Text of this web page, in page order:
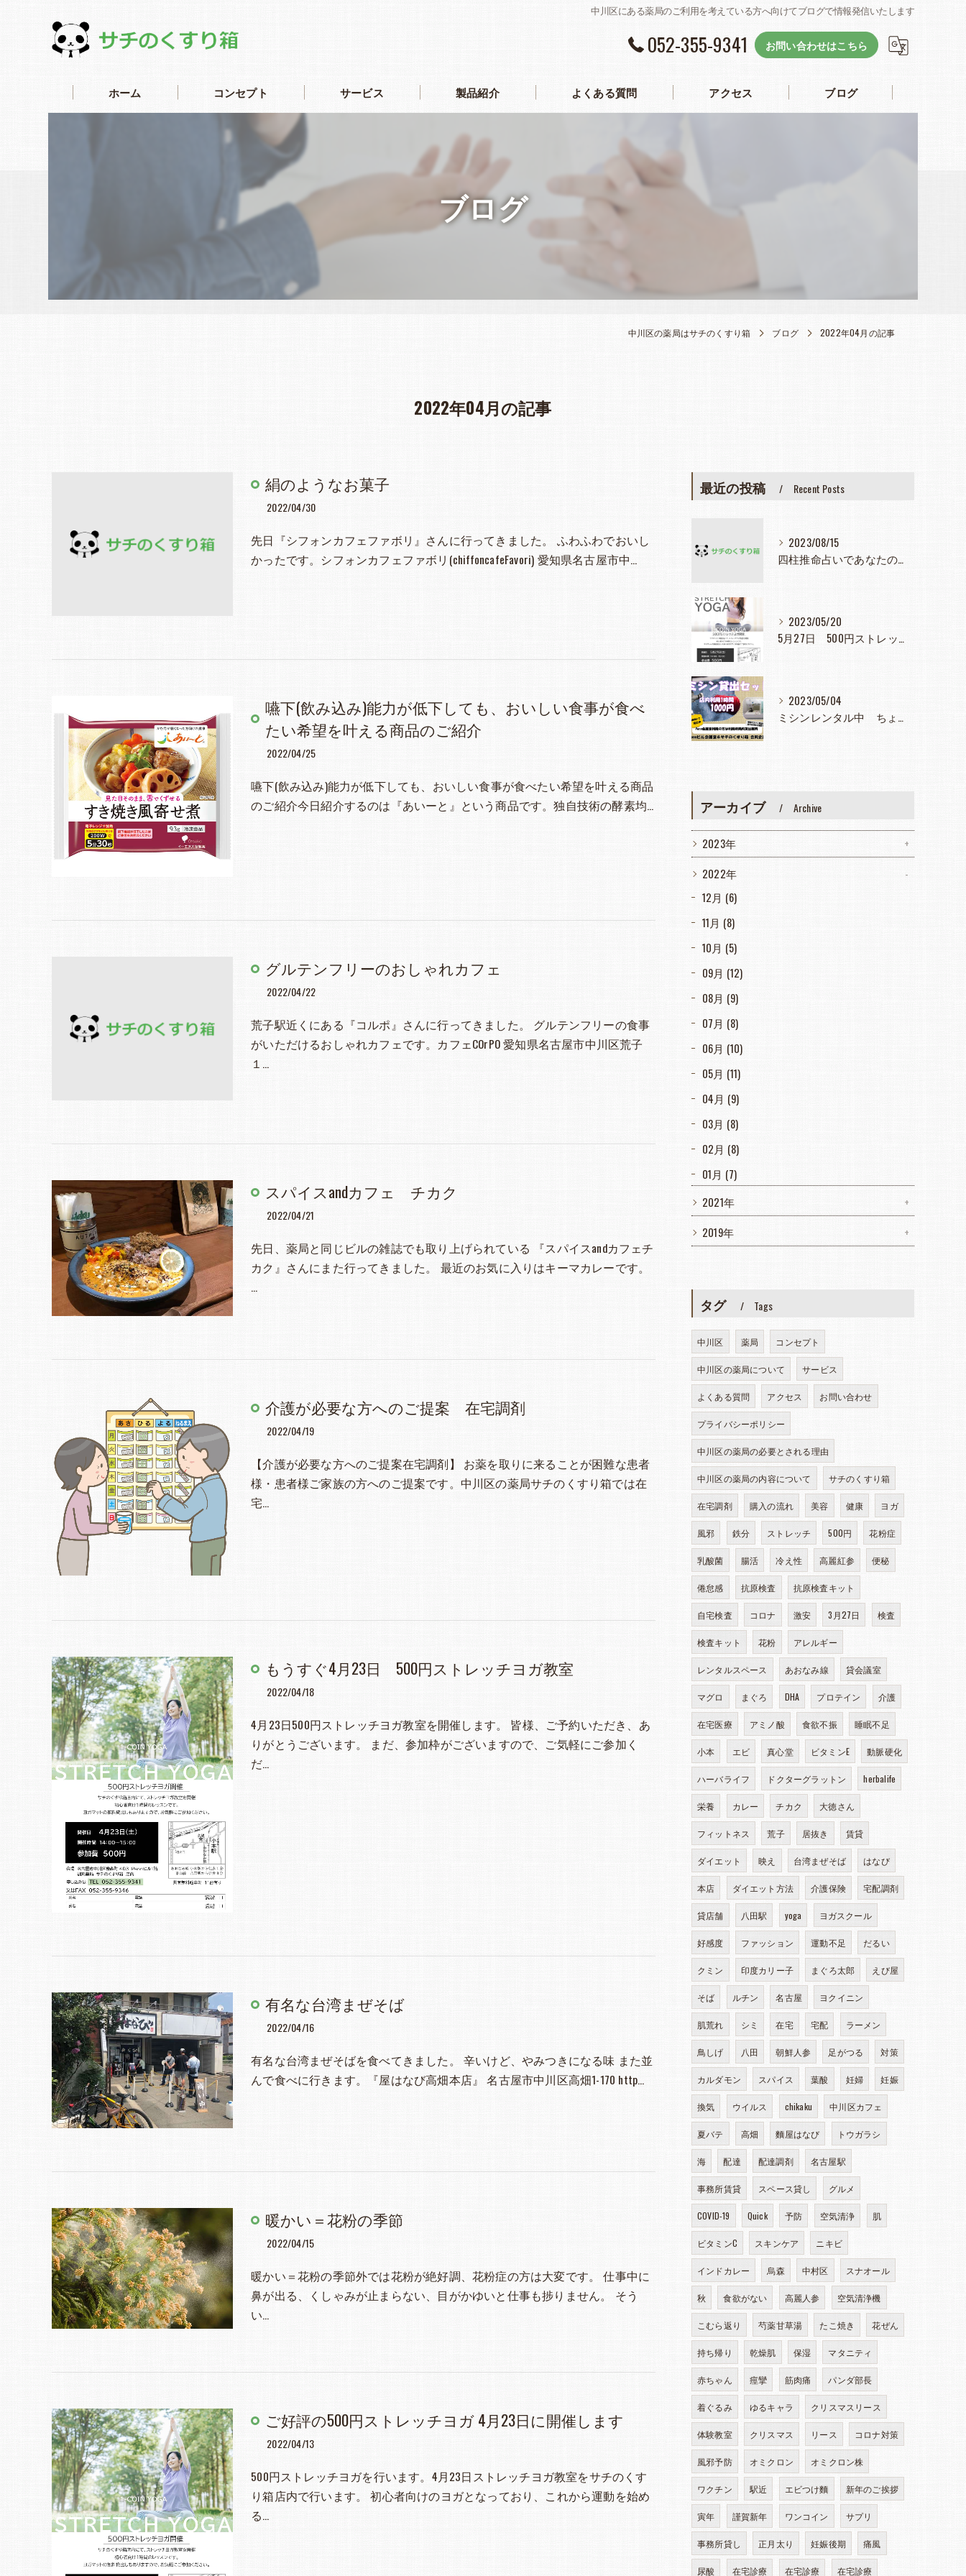
中川区にある薬局のご利用を考えている方へ向けてブログで情報発信いたします
052-355-9341 お問い合わせはこちら
ホーム コンセプト サービス 製品紹介 よくある質問 アクセス ブログ
ブログ
中川区の薬局はサチのくすり箱 ブログ 2022年04月の記事
2022年04月の記事
絹のようなお菓子
2022/04/30
先日『シフォンカフェファボリ』さんに行ってきました。 ふわふわでおいし
かったです。シフォンカフェファボリ(chiffoncafeFavori) 愛知県名古屋市中…
嚥下(飲み込み)能力が低下しても、おいしい食事が食べ
たい希望を叶える商品のご紹介
2022/04/25
嚥下(飲み込み)能力が低下しても、おいしい食事が食べたい希望を叶える商品
のご紹介今日紹介するのは『あいーと』という商品です。独自技術の酵素均…
グルテンフリーのおしゃれカフェ
2022/04/22
荒子駅近くにある『コルポ』さんに行ってきました。 グルテンフリーの食事
がいただけるおしゃれカフェです。カフェCOrPO 愛知県名古屋市中川区荒子
１…
スパイスandカフェ チカク
2022/04/21
先日、薬局と同じビルの雑誌でも取り上げられている 『スパイスandカフェチ
カク』さんにまた行ってきました。 最近のお気に入りはキーマカレーです。
…
介護が必要な方へのご提案 在宅調剤
2022/04/19
【介護が必要な方へのご提案在宅調剤】 お薬を取りに来ることが困難な患者
様・患者様ご家族の方へのご提案です。中川区の薬局サチのくすり箱では在
宅…
もうすぐ4月23日 500円ストレッチヨガ教室
2022/04/18
4月23日500円ストレッチヨガ教室を開催します。 皆様、ご予約いただき、あ
りがとうございます。 まだ、参加枠がございますので、ご気軽にご参加く
だ…
有名な台湾まぜそば
2022/04/16
有名な台湾まぜそばを食べてきました。 辛いけど、やみつきになる味 また並
んで食べに行きます。『屋はなび高畑本店』 名古屋市中川区高畑1-170 http…
暖かい＝花粉の季節
2022/04/15
暖かい＝花粉の季節外では花粉が絶好調、花粉症の方は大変です。 仕事中に
鼻が出る、くしゃみが止まらない、目がかゆいと仕事も捗りません。 そう
い…
ご好評の500円ストレッチヨガ 4月23日に開催します
2022/04/13
500円ストレッチヨガを行います。4月23日ストレッチヨガ教室をサチのくす
り箱店内で行います。 初心者向けのヨガとなっており、これから運動を始め
る…
最近の投稿 Recent Posts
2023/08/15
四柱推命占いであなたの人生見つめてみませんか？
2023/05/20
5月27日 500円ストレッチヨガ教室
2023/05/04
ミシンレンタル中 ちょっと使いたとき大活躍
アーカイブ Archive
2023年
2022年
12月 (6)
11月 (8)
10月 (5)
09月 (12)
08月 (9)
07月 (8)
06月 (10)
05月 (11)
04月 (9)
03月 (8)
02月 (8)
01月 (7)
2021年
2019年
タグ Tags
中川区 薬局 コンセプト
中川区の薬局について サービス
よくある質問 アクセス お問い合わせ
プライバシーポリシー
中川区の薬局の必要とされる理由
中川区の薬局の内容について サチのくすり箱
在宅調剤 購入の流れ 美容 健康 ヨガ
風邪 鉄分 ストレッチ 500円 花粉症
乳酸菌 腸活 冷え性 高麗紅参 便秘
倦怠感 抗原検査 抗原検査キット
自宅検査 コロナ 激安 3月27日 検査
検査キット 花粉 アレルギー
レンタルスペース あおなみ線 貸会議室
マグロ まぐろ DHA プロテイン 介護
在宅医療 アミノ酸 食欲不振 睡眠不足
小本 エビ 真心堂 ビタミンE 動脈硬化
ハーバライフ ドクターグラットン herbalife
栄養 カレー チカク 大徳さん
フィットネス 荒子 居抜き 賃貸
ダイエット 映え 台湾まぜそば はなび
本店 ダイエット方法 介護保険 宅配調剤
貸店舗 八田駅 yoga ヨガスクール
好感度 ファッション 運動不足 だるい
クミン 印度カリー子 まぐろ太郎 えび屋
そば ルチン 名古屋 ヨクイニン
肌荒れ シミ 在宅 宅配 ラーメン
鳥しげ 八田 朝鮮人参 足がつる 対策
カルダモン スパイス 葉酸 妊婦 妊娠
換気 ウイルス chikaku 中川区カフェ
夏バテ 高畑 麵屋はなび トウガラシ
海 配達 配達調剤 名古屋駅
事務所賃貸 スペース貸し グルメ
COVID-19 Quick 予防 空気清浄 肌
ビタミンC スキンケア ニキビ
インドカレー 烏森 中村区 スナオール
秋 食欲がない 高麗人参 空気清浄機
こむら返り 芍薬甘草湯 たこ焼き 花ぜん
持ち帰り 乾燥肌 保湿 マタニティ
赤ちゃん 痙攣 筋肉痛 パンダ部長
着ぐるみ ゆるキャラ クリスマスリース
体験教室 クリスマス リース コロナ対策
風邪予防 オミクロン オミクロン株
ワクチン 駅近 エビつけ麵 新年のご挨拶
寅年 謹賀新年 ワンコイン サプリ
事務所貸し 正月太り 妊娠後期 痛風
尿酸 在宅診療 在宅診療 在宅診療